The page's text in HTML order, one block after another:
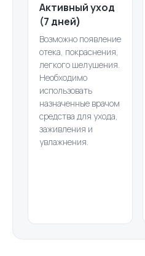
Активный уход
(7 дней)
Возможно появление
отека, покраснения,
легкого шелушения.
Необходимо
использовать
назначенные врачом
средства для ухода,
заживления и
увлажнения.